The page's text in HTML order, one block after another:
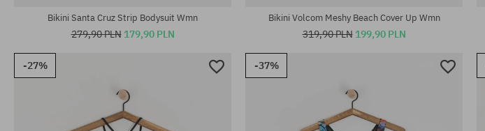
Bikini Santa Cruz Strip Bodysuit Wmn
279,90 PLN 179,90 PLN
Bikini Volcom Meshy Beach Cover Up Wmn
319,90 PLN 199,90 PLN
-27% -37%